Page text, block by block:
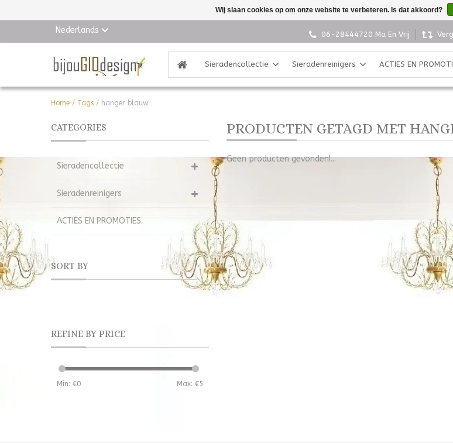
Nederlands 06-28444720 Ma En Vrij
Sieradencollectie Sieradenreinigers ACTIES EN
Home / Tags / hanger blauw
CATEGORIES
Sieradencollectie
Sieradenreinigers
ACTIES EN PROMOTIES
SORT BY
REFINE BY PRICE
Min: €0 Max: €5
PRODUCTEN GETAGD MET
Geen producten gevonden!...
Wij slaan cookies op om onze website te verbeteren. Is dat akkoord?